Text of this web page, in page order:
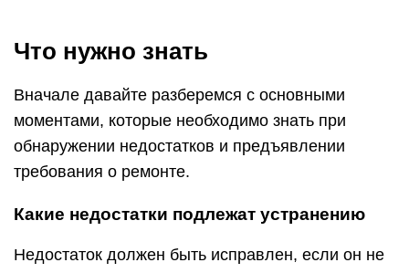
Что нужно знать
Вначале давайте разберемся с основными
моментами, которые необходимо знать при
обнаружении недостатков и предъявлении
требования о ремонте.
Какие недостатки подлежат устранению
Недостаток должен быть исправлен, если он не